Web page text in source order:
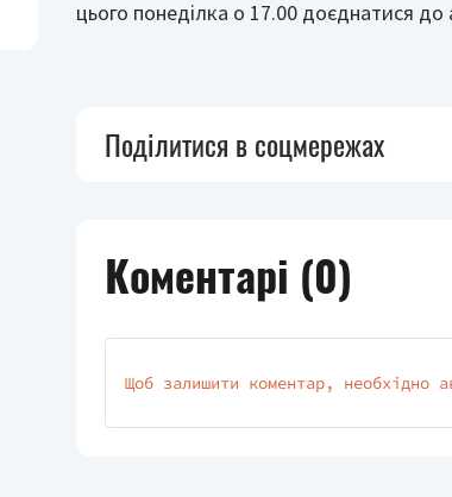
цього понеділка о 17.00 доєднатися до
Поділитися в соцмережах
Коментарі (0)
Щоб залишити коментар, необхідно